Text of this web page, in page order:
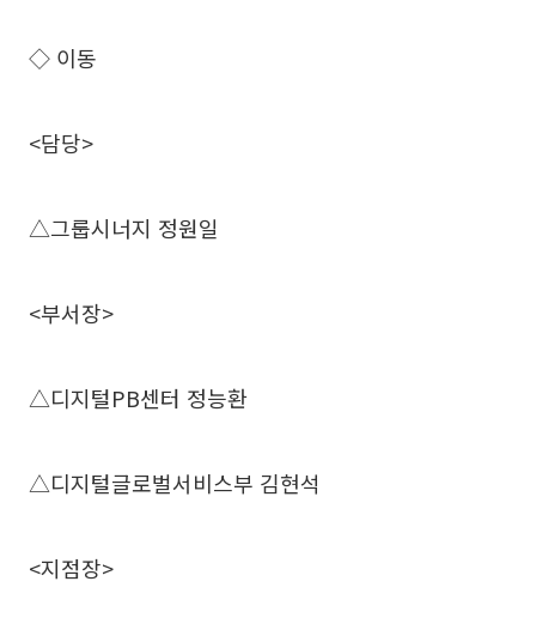
◇ 이동
<담당>
△그룹시너지 정원일
<부서장>
△디지털PB센터 정능환
△디지털글로벌서비스부 김현석
<지점장>